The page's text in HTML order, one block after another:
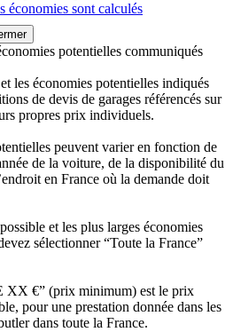
économies sont calculés
potentielles communiqués
les économies potentielles indiqués
de devis de garages référencés sur
propres prix individuels.
peuvent varier en fonction de
de la voiture, de la disponibilité du
en France où la demande doit
et les plus larges économies
sélectionner “Toute la France”
XX €” (prix minimum) est le prix
pour une prestation donnée dans les
dans toute la France.